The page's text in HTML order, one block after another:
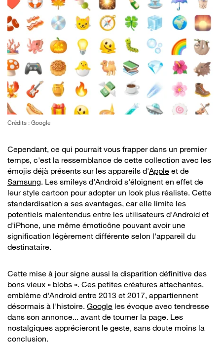
Crédits : Google
Cependant, ce qui pourrait vous frapper dans un premier
temps, c'est la ressemblance de cette collection avec les
émojis déjà présents sur les appareils d'Apple et de
Samsung. Les smileys d'Android s'éloignent en effet de
leur style cartoon pour adopter un look plus réaliste. Cette
standardisation a ses avantages, car elle limite les
potentiels malentendus entre les utilisateurs d'Android et
d'iPhone, une même émoticône pouvant avoir une
signification légèrement différente selon l'appareil du
destinataire.
Cette mise à jour signe aussi la disparition définitive des
bons vieux « blobs ». Ces petites créatures attachantes,
emblème d'Android entre 2013 et 2017, appartiennent
désormais à l'histoire. Google les évoque avec tendresse
dans son annonce... avant de tourner la page. Les
nostalgiques apprécieront le geste, sans doute moins la
conclusion.